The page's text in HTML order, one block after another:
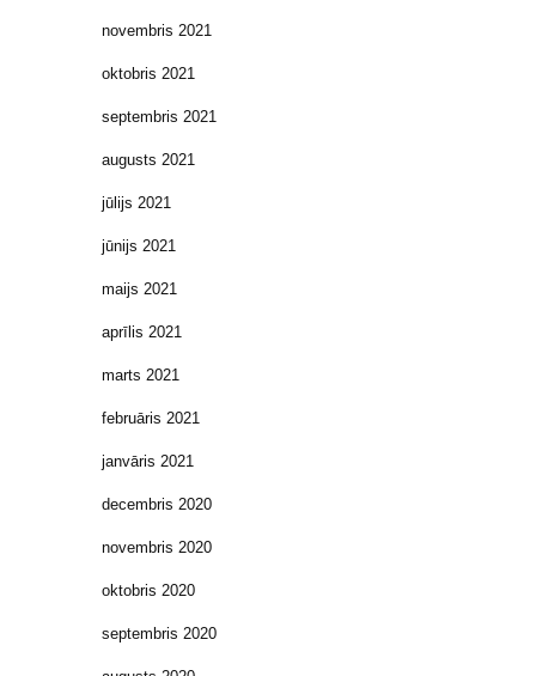
novembris 2021
oktobris 2021
septembris 2021
augusts 2021
jūlijs 2021
jūnijs 2021
maijs 2021
aprīlis 2021
marts 2021
februāris 2021
janvāris 2021
decembris 2020
novembris 2020
oktobris 2020
septembris 2020